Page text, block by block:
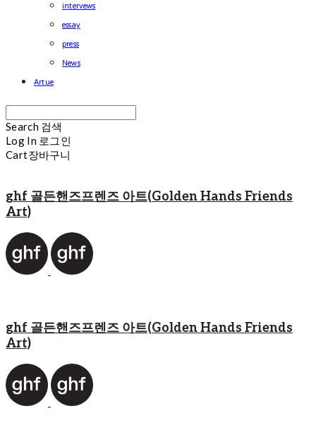
intervews
essay
press
News
Artue
Search 검색
Log In 로그인
Cart장바구니
ghf 골든핸즈프렌즈 아트(Golden Hands Friends
Art)
ghf 골든핸즈프렌즈 아트(Golden Hands Friends
Art)